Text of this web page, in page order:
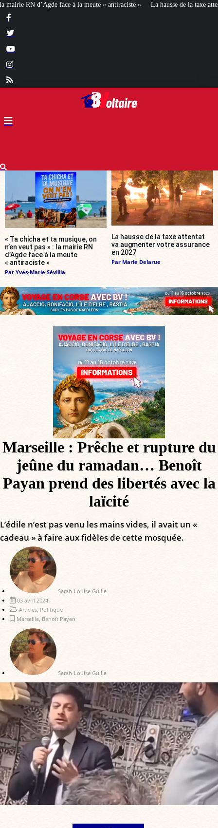
» La hausse de la taxe attentat va augmenter votre assurance en
« Ta chicha et ta musique, on
n’en veut pas » : la mairie RN
d’Agde face à la meute
« antiraciste »
Par Yves-Marie Sévillia
La hausse de la taxe attentat
va augmenter votre assurance
en 2027
Par Marie Delarue
Marseille : Prêche et rupture du
jeûne du ramadan… Benoît
Payan prend des libertés avec la
laïcité
L’édile n’est pas venu les mains vides, il avait un «
cadeau » à faire aux fidèles de cette mosquée.
Sarah-Louise Guille
03 avril 2024
Articles, Politique
Marseille, Benoît Payan
Sarah-Louise Guille